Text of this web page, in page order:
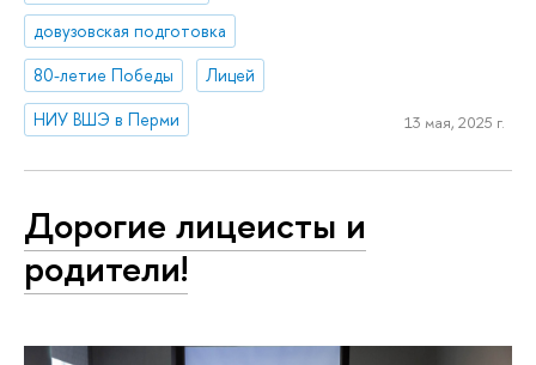
довузовская подготовка
80-летие Победы
Лицей
НИУ ВШЭ в Перми
13 мая, 2025 г.
Дорогие лицеисты и
родители!